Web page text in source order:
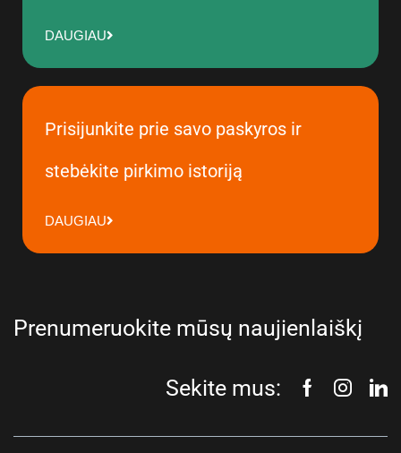
DAUGIAU
Prisijunkite prie savo paskyros ir
stebėkite pirkimo istoriją
DAUGIAU
Prenumeruokite mūsų naujienlaiškį
Sekite mus: